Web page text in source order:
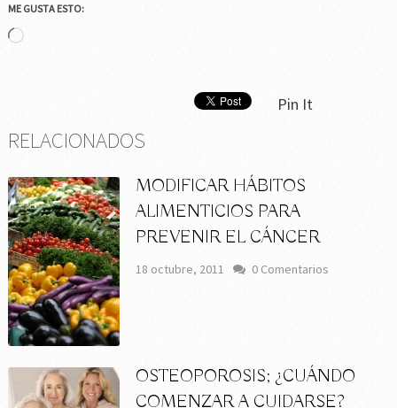
ME GUSTA ESTO:
Cargando...
Pin It
RELACIONADOS
MODIFICAR HÁBITOS
ALIMENTICIOS PARA
PREVENIR EL CÁNCER
18 octubre, 2011 0 Comentarios
OSTEOPOROSIS; ¿CUÁNDO
COMENZAR A CUIDARSE?